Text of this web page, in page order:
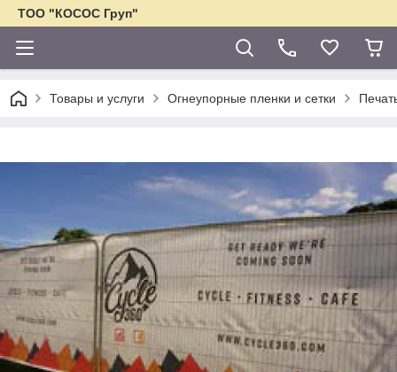
ТОО "КОСОС Груп"
Товары и услуги Огнеупорные пленки и сетки